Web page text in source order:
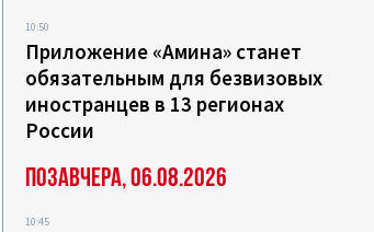
10:50
Приложение «Амина» станет
обязательным для безвизовых
иностранцев в 13 регионах
России
Позавчера, 06.08.2026
10:45